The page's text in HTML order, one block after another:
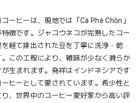
ーヒーは、現地では「Cà Phê Chồn」
徴です。ジャコウネコが完熟したコー
経て排出された豆を丁寧に洗浄・乾
この工程により、雑味が少なく滑らか
生まれます。発祥はインドネシアです
ヒーとして愛されています。希少性と
、世界中のコーヒー愛好家から高い評